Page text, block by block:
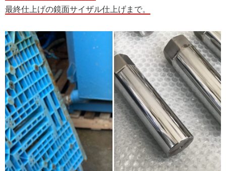
最終仕上げの鏡面サイザル仕上げまで。